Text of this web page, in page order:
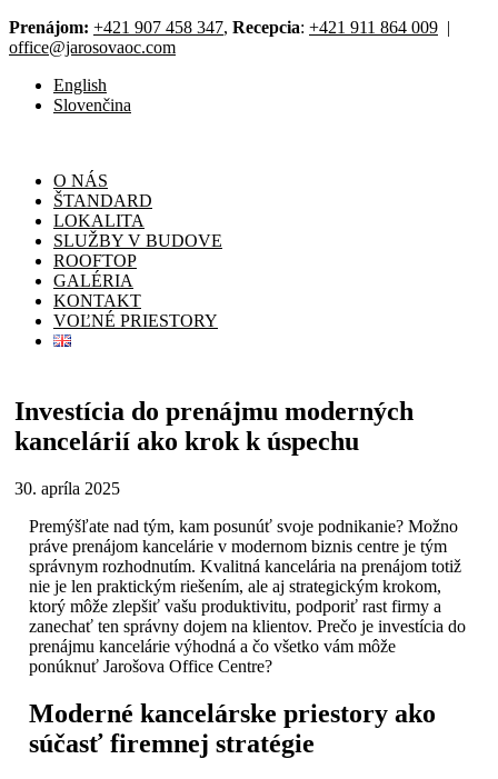
Prenájom: +421 907 458 347, Recepcia: +421 911 864 009 |
office@jarosovaoc.com
English
Slovenčina
O NÁS
ŠTANDARD
LOKALITA
SLUŽBY V BUDOVE
ROOFTOP
GALÉRIA
KONTAKT
VOĽNÉ PRIESTORY
Investícia do prenájmu moderných
kancelárií ako krok k úspechu
30. apríla 2025
Premýšľate nad tým, kam posunúť svoje podnikanie? Možno
práve prenájom kancelárie v modernom biznis centre je tým
správnym rozhodnutím. Kvalitná kancelária na prenájom totiž
nie je len praktickým riešením, ale aj strategickým krokom,
ktorý môže zlepšiť vašu produktivitu, podporiť rast firmy a
zanechať ten správny dojem na klientov. Prečo je investícia do
prenájmu kancelárie výhodná a čo všetko vám môže
ponúknuť Jarošova Office Centre?
Moderné kancelárske priestory ako
súčasť firemnej stratégie